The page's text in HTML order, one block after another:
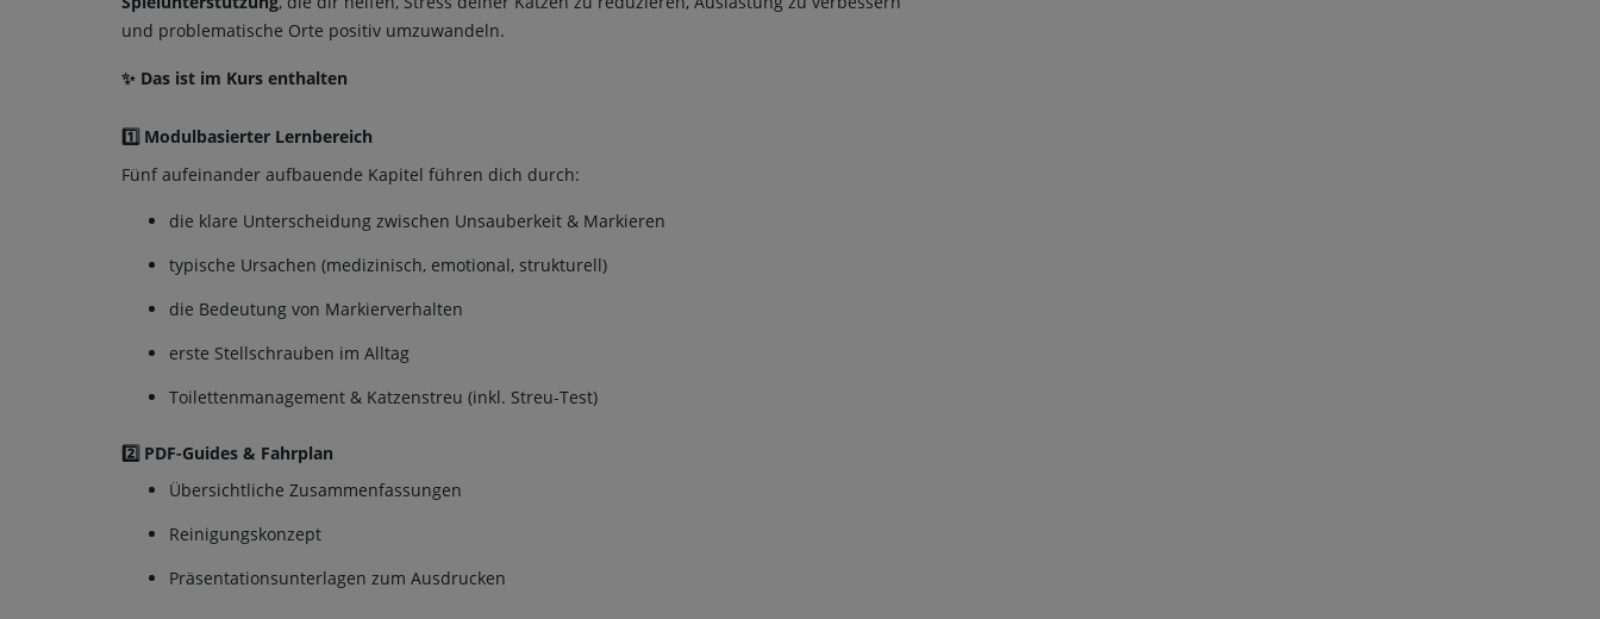
und problematische Orte positiv umzuwandeln.
✨ Das ist im Kurs enthalten
1️⃣ Modulbasierter Lernbereich
Fünf aufeinander aufbauende Kapitel führen dich durch:
die klare Unterscheidung zwischen Unsauberkeit & Markieren
typische Ursachen (medizinisch, emotional, strukturell)
die Bedeutung von Markierverhalten
erste Stellschrauben im Alltag
Toilettenmanagement & Katzenstreu (inkl. Streu-Test)
2️⃣ PDF-Guides & Fahrplan
Übersichtliche Zusammenfassungen
Reinigungskonzept
Präsentationsunterlagen zum Ausdrucken